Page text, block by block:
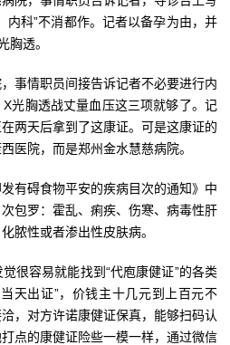
内科”不消都作。记者以备孕为由，并
胸透。
情职员间接告诉记者不必要进行内
光胸透战丈量血压这三项就够了。记
两天后拿到了这康证。可是这康证的
医院，而是郑州金水慧慈病院。
碍食物平安的疾病目次的通知》中
包罗：霍乱、痢疾、伤寒、病毒性肝
脓性或者渗出性皮肤病。
容易就能找到“代庖康健证”的各类
天出证”，价钱主十几元到上百元不
，对方许诺康健证保真，能够扫码认
点的康健证险些一模一样，通过微信